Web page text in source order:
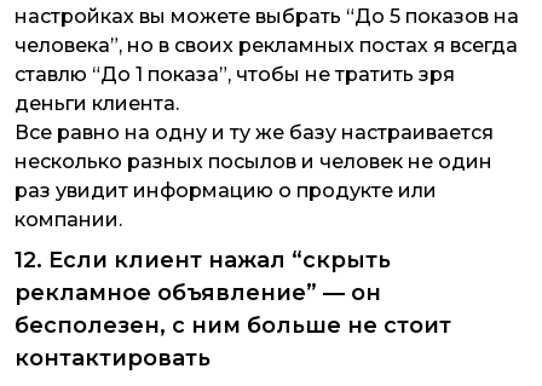
настройках вы можете выбрать “До 5 показов на
человека”, но в своих рекламных постах я всегда
ставлю “До 1 показа”, чтобы не тратить зря
деньги клиента.
Все равно на одну и ту же базу настраивается
несколько разных посылов и человек не один
раз увидит информацию о продукте или
компании.
12. Если клиент нажал “скрыть
рекламное объявление” — он
бесполезен, с ним больше не стоит
контактировать